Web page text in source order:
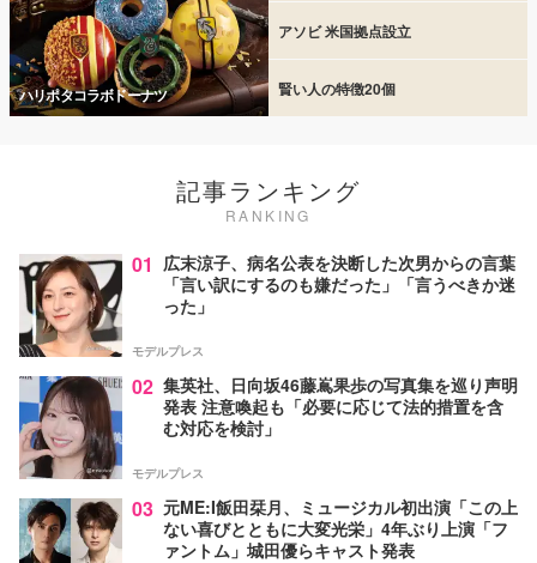
ハリポタコラボドーナツ
アソビ 米国拠点設立
賢い人の特徴20個
記事ランキング
RANKING
01 広末涼子、病名公表を決断した次男からの言葉
「言い訳にするのも嫌だった」「言うべきか迷
った」
モデルプレス
02 集英社、日向坂46藤嶌果歩の写真集を巡り声明
発表 注意喚起も「必要に応じて法的措置を含
む対応を検討」
モデルプレス
03 元ME:I飯田栞月、ミュージカル初出演「この上
ない喜びとともに大変光栄」4年ぶり上演「フ
ァントム」城田優らキャスト発表